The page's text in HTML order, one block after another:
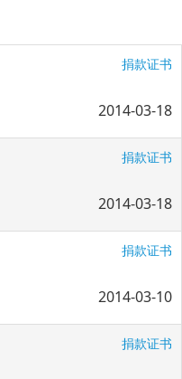
捐款证书
2014-03-18
捐款证书
2014-03-18
捐款证书
2014-03-10
捐款证书